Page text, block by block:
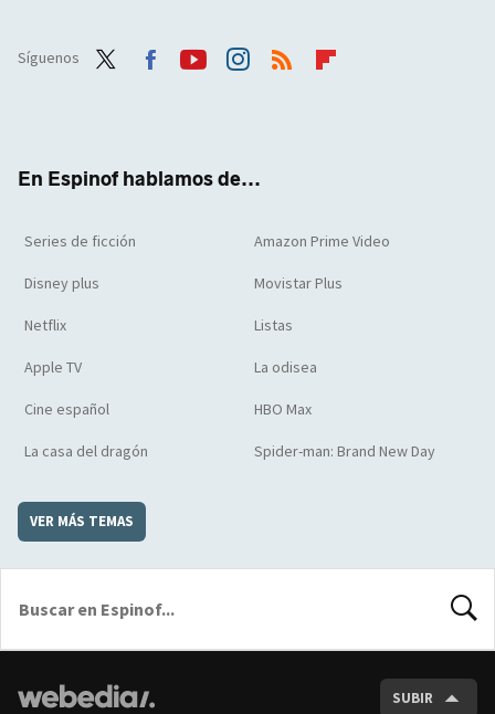
Síguenos
En Espinof hablamos de...
Series de ficción Amazon Prime Video
Disney plus Movistar Plus
Netflix Listas
Apple TV La odisea
Cine español HBO Max
La casa del dragón Spider-man: Brand New Day
VER MÁS TEMAS
SUBIR